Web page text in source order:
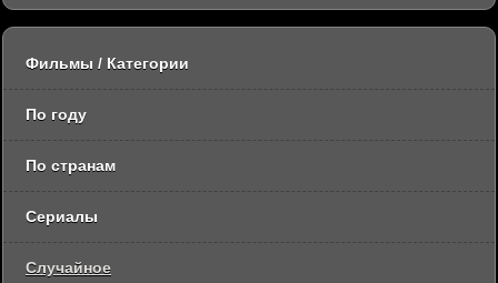
Фильмы / Категории
По году
По странам
Сериалы
Случайное